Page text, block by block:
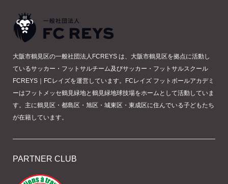
大阪市鶴見区の一般社団法人FCREYS は、大阪市鶴見区を拠点に活動し
ているサッカー・フットサルチーム及びサッカー・フットサルスクール
FCREYS｜FCレイズを運営しています。FCレイズ フットボールアカデミ
ーはフットメッセ鶴見緑地と鶴見緑地球技場をホームとして活動していま
す。主に鶴見区・都島区・旭区・城東区・東成区に住んでいる子どもたち
が在籍しています。
PARTNER CLUB